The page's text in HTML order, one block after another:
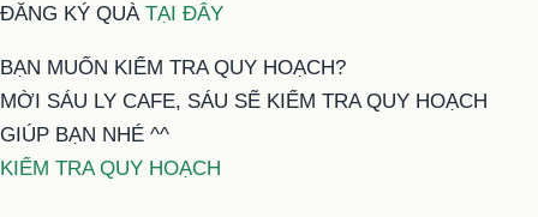
ĐĂNG KÝ QUÀ TẠI ĐÂY
BẠN MUỐN KIỂM TRA QUY HOẠCH?
MỜI SÁU LY CAFE, SÁU SẼ KIỂM TRA QUY HOẠCH
GIÚP BẠN NHÉ ^^
KIỂM TRA QUY HOẠCH